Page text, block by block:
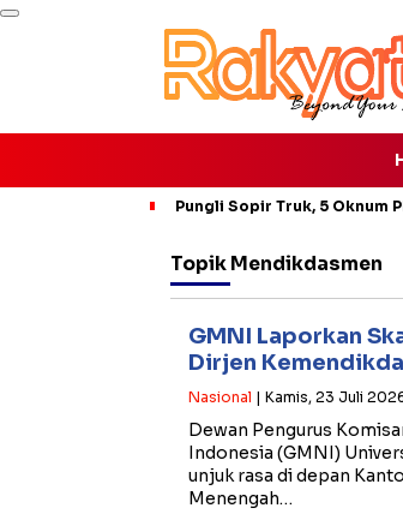
Pungli Sopir Truk, 5 Oknum
Topik Mendikdasmen
GMNI Laporkan
Dirjen
Nasional | Kamis, 23 Juli
Dewan Pengurus
Indonesia (GMNI)
unjuk rasa di depan
Menengah…